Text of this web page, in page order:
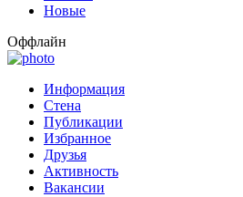
Новые
Оффлайн
Информация
Стена
Публикации
Избранное
Друзья
Активность
Вакансии